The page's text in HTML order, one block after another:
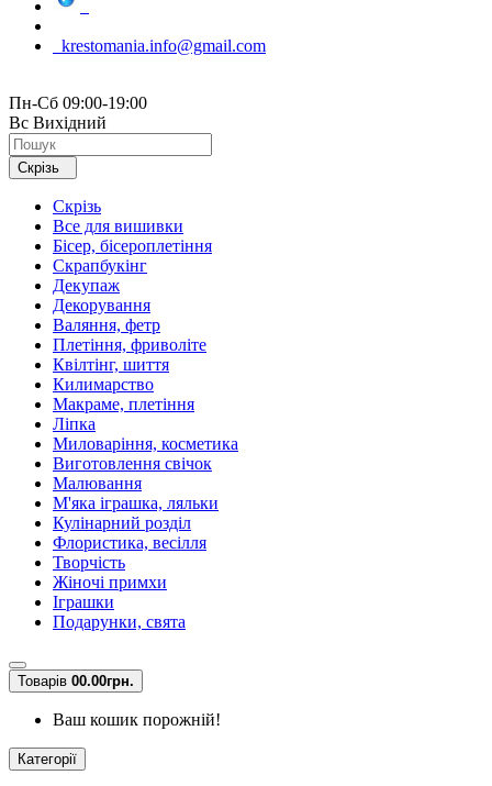
krestomania.info@gmail.com
Пн-Сб 09:00-19:00
Вс Вихідний
Скрізь
Скрізь
Все для вишивки
Бісер, бісероплетіння
Скрапбукінг
Декупаж
Декорування
Валяння, фетр
Плетіння, фриволіте
Квілтінг, шиття
Килимарство
Макраме, плетіння
Ліпка
Миловаріння, косметика
Виготовлення свічок
Малювання
М'яка іграшка, ляльки
Кулінарний розділ
Флористика, весілля
Творчість
Жіночі примхи
Іграшки
Подарунки, свята
Товарів 00.00грн.
Ваш кошик порожній!
Категорії